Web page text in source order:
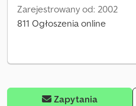
Zarejestrowany od: 2002
811 Ogłoszenia online
Zapytania